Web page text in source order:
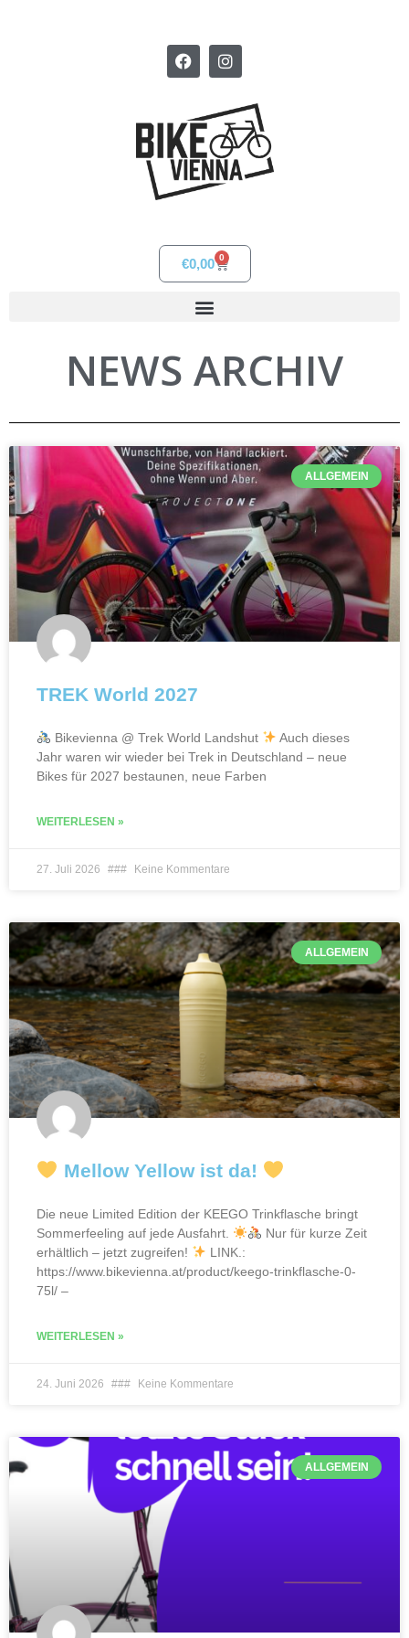
€0,00 0
NEWS ARCHIV
ALLGEMEIN
TREK World 2027
Bikevienna @ Trek World Landshut
Auch dieses
Jahr waren wir wieder bei Trek in Deutschland – neue
Bikes für 2027 bestaunen, neue Farben
WEITERLESEN »
27. Juli 2026 Keine Kommentare
ALLGEMEIN
Mellow Yellow ist da!
Die neue Limited Edition der KEEGO Trinkflasche bringt
Sommerfeeling auf jede Ausfahrt.
Nur für kurze Zeit
erhältlich – jetzt zugreifen!
LINK.:
https://www.bikevienna.at/product/keego-trinkflasche-0-
75l/ –
WEITERLESEN »
24. Juni 2026 Keine Kommentare
ALLGEMEIN